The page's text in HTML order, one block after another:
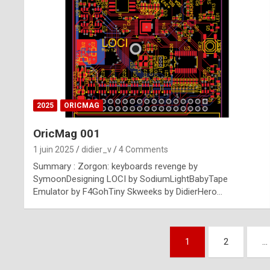
2025 ORICMAG
OricMag 001
1 juin 2025 didier_v 4 Comments
Summary : Zorgon: keyboards revenge by
SymoonDesigning LOCI by SodiumLightBabyTape
Emulator by F4GohTiny Skweeks by DidierHero…
1 2 …